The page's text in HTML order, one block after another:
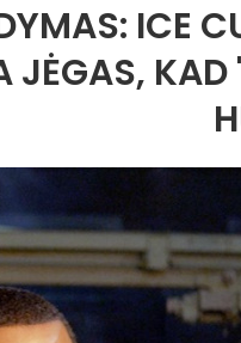
ICE
JĖGAS, KAD